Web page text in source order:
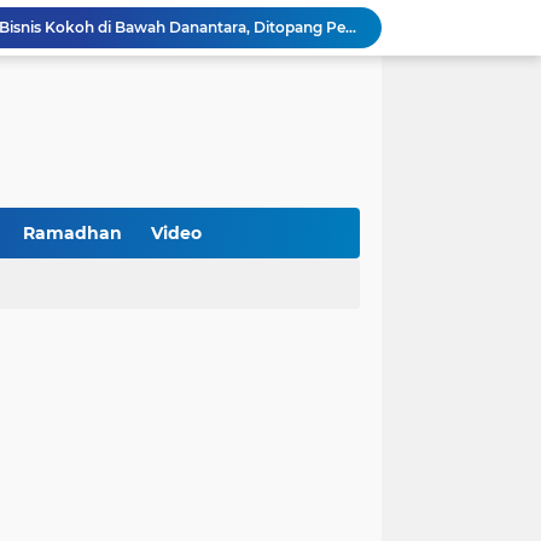
BNI Catat Fundamental Bisnis Kokoh di Bawah Danantara, Ditopang Pertumbuhan Kredit dan Kualitas Aset
Jakarta Raih Digital Excellence Awards 2026
Kemerdekaan
Ramadhan Video